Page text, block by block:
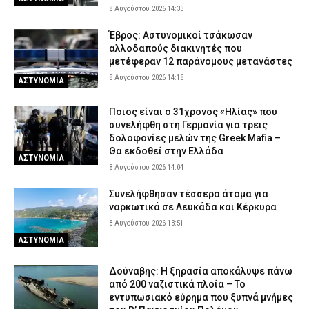
8 Αυγούστου 2026 14:33
ΑΣΤΥΝΟΜΙΑ
Έβρος: Αστυνομικοί τσάκωσαν
αλλοδαπούς διακινητές που
μετέφεραν 12 παράνομους μετανάστες
8 Αυγούστου 2026 14:18
ΑΣΤΥΝΟΜΙΑ
Ποιος είναι ο 31χρονος «Ηλίας» που
συνελήφθη στη Γερμανία για τρεις
δολοφονίες μελών της Greek Mafia –
Θα εκδοθεί στην Ελλάδα
8 Αυγούστου 2026 14:04
ΑΣΤΥΝΟΜΙΑ
Συνελήφθησαν τέσσερα άτομα για
ναρκωτικά σε Λευκάδα και Κέρκυρα
8 Αυγούστου 2026 13:51
Δούναβης: Η ξηρασία αποκάλυψε πάνω
από 200 ναζιστικά πλοία – Το
εντυπωσιακό εύρημα που ξυπνά μνήμες